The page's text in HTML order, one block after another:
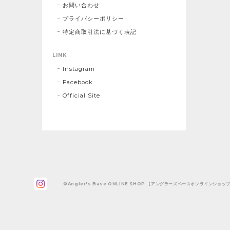
お問い合わせ
プライバシーポリシー
特定商取引法に基づく表記
LINK
Instagram
Facebook
Official Site
©Angler's Base ONLINE SHOP 【アングラーズベースオンラインショッ